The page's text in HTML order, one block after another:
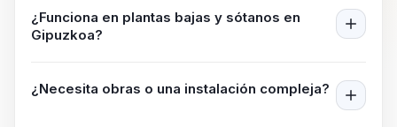
¿Funciona en plantas bajas y sótanos en
Gipuzkoa?
¿Necesita obras o una instalación compleja?